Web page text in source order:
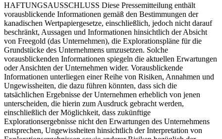
HAFTUNGSAUSSCHLUSS Diese Pressemitteilung enthält
vorausblickende Informationen gemäß den Bestimmungen der
kanadischen Wertpapiergesetze, einschließlich, jedoch nicht darauf
beschränkt, Aussagen und Informationen hinsichtlich der Absicht
von Freegold (das Unternehmen), die Explorationspläne für die
Grundstücke des Unternehmens umzusetzen. Solche
vorausblickenden Informationen spiegeln die aktuellen Erwartungen
oder Ansichten der Unternehmen wider. Vorausblickende
Informationen unterliegen einer Reihe von Risiken, Annahmen und
Ungewissheiten, die dazu führen könnten, dass sich die
tatsächlichen Ergebnisse der Unternehmen erheblich von jenen
unterscheiden, die hierin zum Ausdruck gebracht werden,
einschließlich der Möglichkeit, dass zukünftige
Explorationsergebnisse nicht den Erwartungen des Unternehmens
entsprechen, Ungewissheiten hinsichtlich der Interpretation von